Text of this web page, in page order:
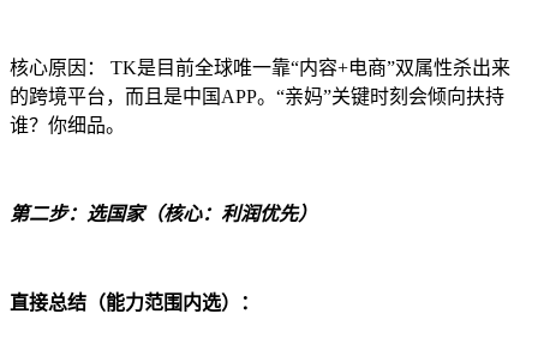
核心原因： TK是目前全球唯一靠“内容+电商”双属性杀出来
的跨境平台，而且是中国APP。“亲妈”关键时刻会倾向扶持
谁？你细品。
第二步：选国家（核心：利润优先）
直接总结（能力范围内选）：